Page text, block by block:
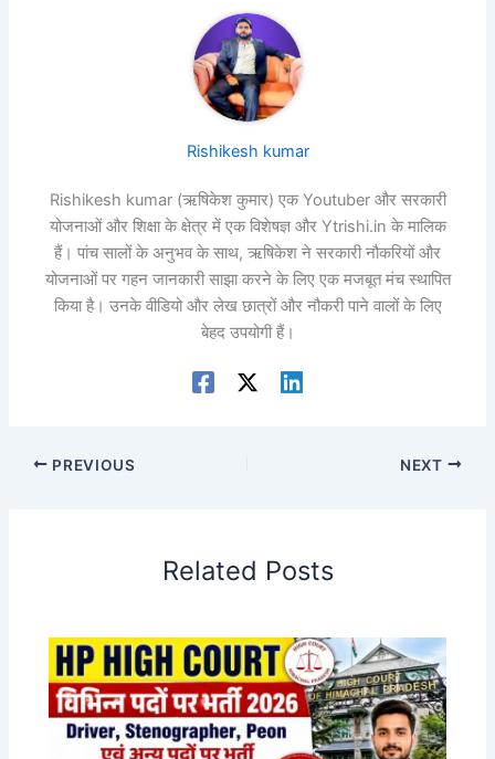
Rishikesh kumar
Rishikesh kumar (ऋषिकेश कुमार) एक Youtuber और सरकारी
योजनाओं और शिक्षा के क्षेत्र में एक विशेषज्ञ और Ytrishi.in के मालिक
हैं। पांच सालों के अनुभव के साथ, ऋषिकेश ने सरकारी नौकरियों और
योजनाओं पर गहन जानकारी साझा करने के लिए एक मजबूत मंच स्थापित
किया है। उनके वीडियो और लेख छात्रों और नौकरी पाने वालों के लिए
बेहद उपयोगी हैं।
PREVIOUS NEXT
Related Posts